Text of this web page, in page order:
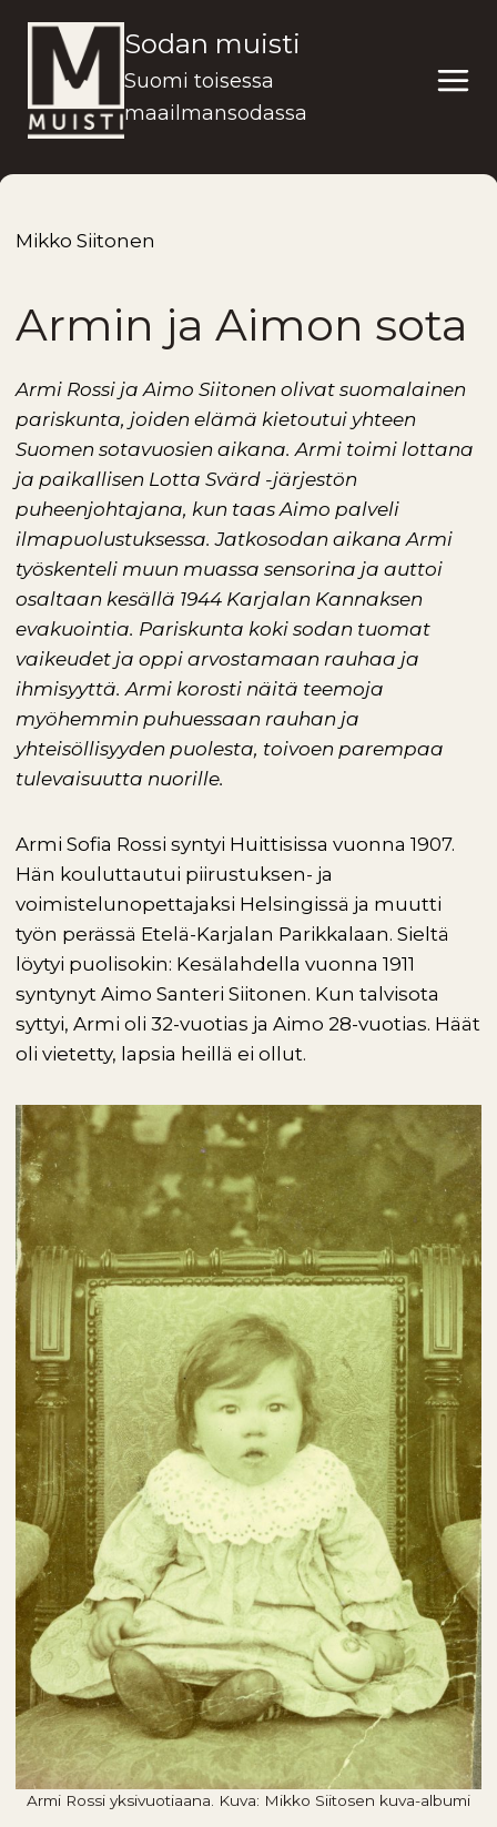
sisältöön
Sodan muisti
Suomi toisessa
maailmansodassa
Mikko Siitonen
Armin ja Aimon sota
Armi Rossi ja Aimo Siitonen olivat suomalainen
pariskunta, joiden elämä kietoutui yhteen
Suomen sotavuosien aikana. Armi toimi lottana
ja paikallisen Lotta Svärd -järjestön
puheenjohtajana, kun taas Aimo palveli
ilmapuolustuksessa. Jatkosodan aikana Armi
työskenteli muun muassa sensorina ja auttoi
osaltaan kesällä 1944 Karjalan Kannaksen
evakuointia. Pariskunta koki sodan tuomat
vaikeudet ja oppi arvostamaan rauhaa ja
ihmisyyttä. Armi korosti näitä teemoja
myöhemmin puhuessaan rauhan ja
yhteisöllisyyden puolesta, toivoen parempaa
tulevaisuutta nuorille.
Armi Sofia Rossi syntyi Huittisissa vuonna 1907.
Hän kouluttautui piirustuksen- ja
voimistelunopettajaksi Helsingissä ja muutti
työn perässä Etelä-Karjalan Parikkalaan. Sieltä
löytyi puolisokin: Kesälahdella vuonna 1911
syntynyt Aimo Santeri Siitonen. Kun talvisota
syttyi, Armi oli 32-vuotias ja Aimo 28-vuotias. Häät
oli vietetty, lapsia heillä ei ollut.
Armi Rossi yksivuotiaana. Kuva: Mikko Siitosen kuva-albumi